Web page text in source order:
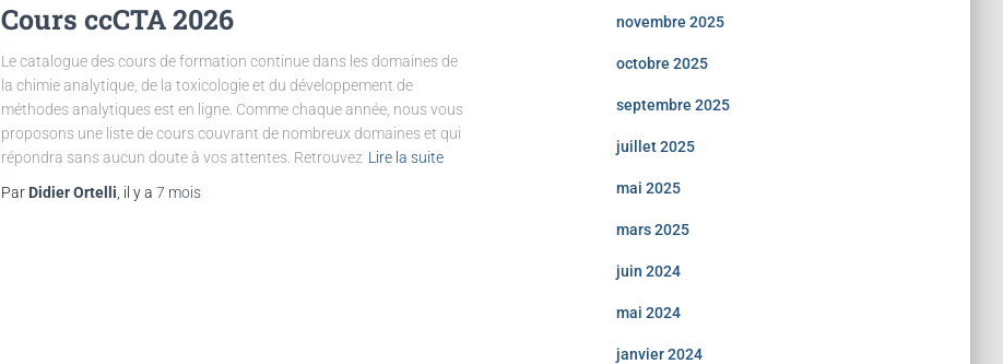
Cours ccCTA 2026
Le catalogue des cours de formation continue dans les domaines de
la chimie analytique, de la toxicologie et du développement de
méthodes analytiques est en ligne. Comme chaque année, nous vous
proposons une liste de cours couvrant de nombreux domaines et qui
répondra sans aucun doute à vos attentes. Retrouvez Lire la suite
Par Didier Ortelli , il y a 7 mois
novembre 2025
octobre 2025
septembre 2025
juillet 2025
mai 2025
mars 2025
juin 2024
mai 2024
janvier 2024